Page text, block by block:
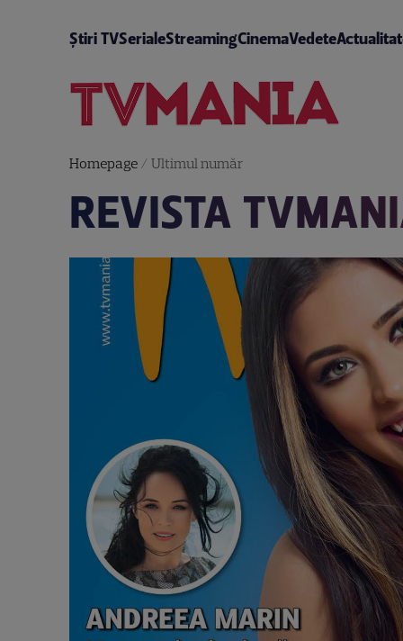
Știri TVSerialeStreamingCinemaVedete
Homepage/ Ultimul număr
REVISTA